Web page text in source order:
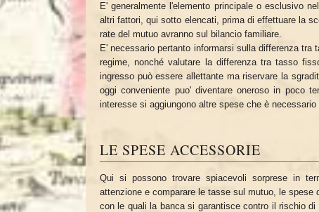
E' generalmente l'elemento principale o esclusivo
altri fattori, qui sotto elencati, prima di effettuare la
rate del mutuo avranno sul bilancio familiare.
E' necessario pertanto informarsi sulla differenza
regime, nonché valutare la differenza tra tasso
ingresso può essere allettante ma riservare la
oggi conveniente puo' diventare oneroso in poco
interesse si aggiungono altre spese che è
LE SPESE ACCESSORIE
Qui si possono trovare spiacevoli sorprese in
attenzione e comparare le tasse sul mutuo, le
con le quali la banca si garantisce contro il rischio